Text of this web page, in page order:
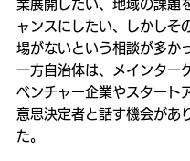
業展開したい、地域の課題
ャンスにしたい、しかしそ
場がないという相談が多か
一方自治体は、メインター
ベンチャー企業やスタート
意思決定者と話す機会があ
た。